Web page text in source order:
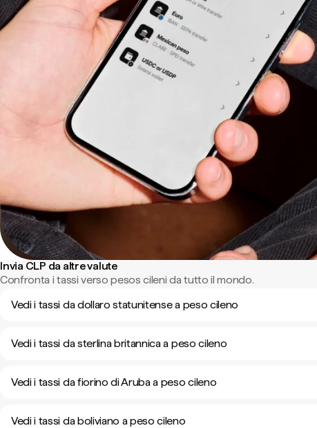
Invia CLP da altre valute
Confronta i tassi verso pesos cileni da tutto il mondo.
Vedi i tassi da dollaro statunitense a peso cileno
Vedi i tassi da sterlina britannica a peso cileno
Vedi i tassi da fiorino di Aruba a peso cileno
Vedi i tassi da boliviano a peso cileno